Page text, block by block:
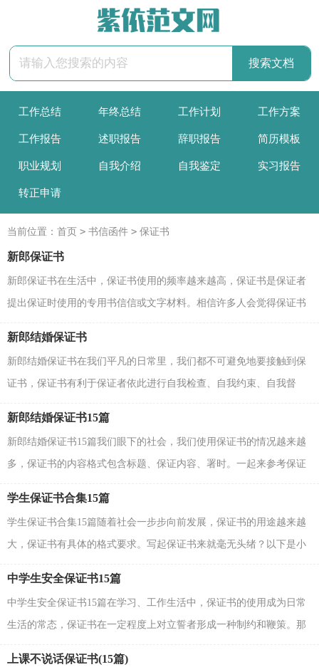
工作总结 年终总结 工作计划 工作方案
工作报告 述职报告 辞职报告 简历模板
职业规划 自我介绍 自我鉴定 实习报告
转正申请
当前位置： 首页 > 书信函件 > 保证书
新郎保证书
新郎保证书在生活中，保证书使用的频率越来越高，保证书是保证者
提出保证时使用的专用书信信或文字材料。相信许多人会觉得保证书
新郎结婚保证书
新郎结婚保证书在我们平凡的日常里，我们都不可避免地要接触到保
证书，保证书有利于保证者依此进行自我检查、自我约束、自我督
新郎结婚保证书15篇
新郎结婚保证书15篇我们眼下的社会，我们使用保证书的情况越来越
多，保证书的内容格式包含标题、保证内容、署时。一起来参考保证
学生保证书合集15篇
学生保证书合集15篇随着社会一步步向前发展，保证书的用途越来越
大，保证书有具体的格式要求。写起保证书来就毫无头绪？以下是小
中学生安全保证书15篇
中学生安全保证书15篇在学习、工作生活中，保证书的使用成为日常
生活的常态，保证书在一定程度上对立誓者形成一种制约和鞭策。那
上课不说话保证书(15篇)